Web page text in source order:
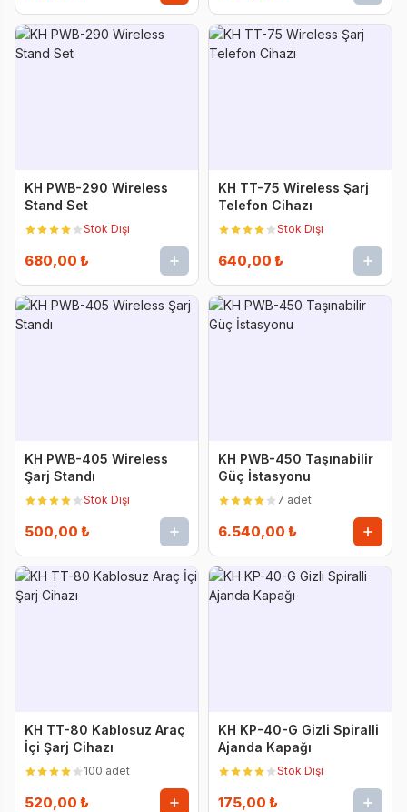
KH PWB-290 Wireless
Stand Set
Stok Dışı
680,00 ₺
KH TT-75 Wireless Şarj
Telefon Cihazı
Stok Dışı
640,00 ₺
KH PWB-405 Wireless
Şarj Standı
Stok Dışı
500,00 ₺
KH PWB-450 Taşınabilir
Güç İstasyonu
7 adet
6.540,00 ₺
KH TT-80 Kablosuz Araç
İçi Şarj Cihazı
100 adet
520,00 ₺
KH KP-40-G Gizli Spiralli
Ajanda Kapağı
Stok Dışı
175,00 ₺